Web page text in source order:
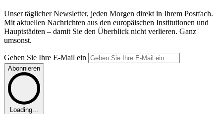
Unser täglicher Newsletter, jeden Morgen direkt in Ihrem Postfach.
Mit aktuellen Nachrichten aus den europäischen Institutionen und
Hauptstädten – damit Sie den Überblick nicht verlieren. Ganz
umsonst.
Geben Sie Ihre E-Mail ein
Abonnieren
Loading...